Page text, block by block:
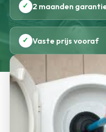
✓ 2 maanden
✓ Vaste prijs vooraf